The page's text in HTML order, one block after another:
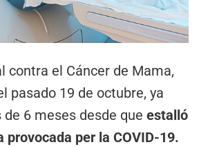
contra el Cáncer de Mama,
pasado 19 de octubre, ya
6 meses desde que estalló
provocada per la COVID-19.